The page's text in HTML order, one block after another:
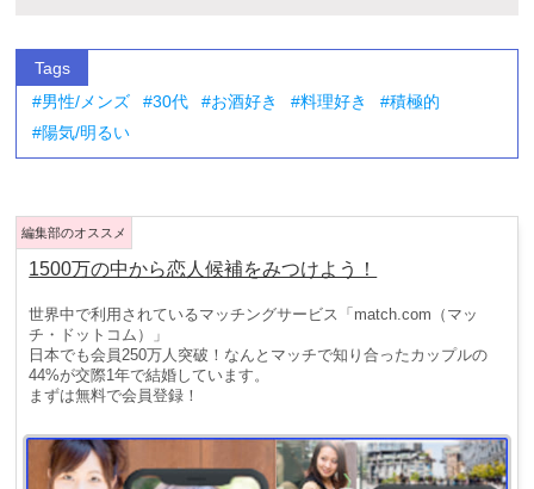
Tags
男性/メンズ
30代 お酒好き 料理好き
積極的
陽気/明るい
1500万の中から恋人候補をみつけよう！
世界中で利用されているマッチングサービス「match.com（マッ
チ・ドットコム）」
日本でも会員250万人突破！なんとマッチで知り合ったカップルの
44%が交際1年で結婚しています。
まずは無料で会員登録！